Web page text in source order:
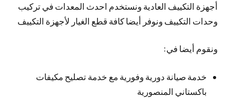
أجهزة التكييف العادية ونستخدم احدث المعدات في تركيب
وحدات التكييف ونوفر أيضا كافة قطع الغيار لأجهزة التكييف
ونقوم أيضا في:
خدمة صيانة دورية وفورية مع خدمة تصليح مكيفات
باكستاني المنصورية